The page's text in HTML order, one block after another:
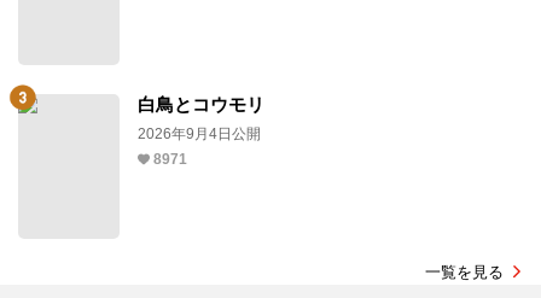
白鳥とコウモリ
2026年9月4日公開
8971
一覧を見る